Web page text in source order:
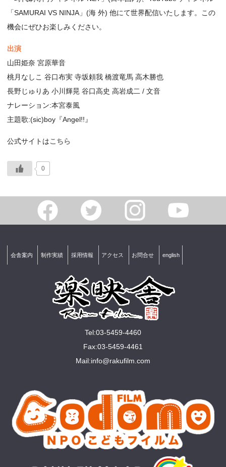
「SAMURAI VS NINJA」(海 外) 他にて世界配信いたします。この
機会にぜひお楽しみください。
出演
山田姫奈 宮原華音
桃月なしこ 谷口布実 寺坂頼我 橋渡竜馬 高木勝也
長野じゅりあ 小川輝晃 谷口高史 高岩成二 / 文音
ナレーション:本宮泰風
主題歌:(sic)boy『Angel!!』
公式サイトはこちら
0
会舎案内 制作実績 採用情報 アクセス お問合せ english
Tel:03-5459-4460
Fax:03-5459-4461
Mail:info@rakuﬁlm.com